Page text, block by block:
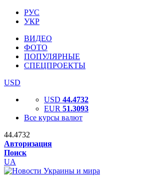
РУС
УКР
ВИДЕО
ФОТО
ПОПУЛЯРНЫЕ
СПЕЦПРОЕКТЫ
USD
USD 44.4732
EUR 51.3093
Все курсы валют
44.4732
Авторизация
Поиск
UA